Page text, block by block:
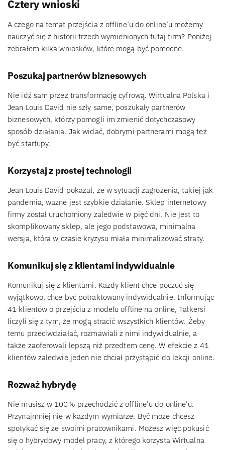
Cztery wnioski
A czego na temat przejścia z offline’u do online’u możemy
nauczyć się z historii trzech wymienionych tutaj firm? Poniżej
zebrałem kilka wniosków, które mogą być pomocne.
Poszukaj partnerów biznesowych
Nie idź sam przez transformację cyfrową. Wirtualna Polska i
Jean Louis David nie szły same, poszukały partnerów
biznesowych, którzy pomogli im zmienić dotychczasowy
sposób działania. Jak widać, dobrymi partnerami mogą też
być startupy.
Korzystaj z prostej technologii
Jean Louis David pokazał, że w sytuacji zagrożenia, takiej jak
pandemia, ważne jest szybkie działanie. Sklep internetowy
firmy został uruchomiony zaledwie w pięć dni. Nie jest to
skomplikowany sklep, ale jego podstawowa, minimalna
wersja, która w czasie kryzysu miała minimalizować straty.
Komunikuj się z klientami indywidualnie
Komunikuj się z klientami. Każdy klient chce poczuć się
wyjątkowo, chce być potraktowany indywidualnie. Informując
41 klientów o przejściu z modelu offline na online, Talkersi
liczyli się z tym, że mogą stracić wszystkich klientów. Żeby
temu przeciwdziałać, rozmawiali z nimi indywidualnie, a
także zaoferowali lepszą niż przedtem cenę. W efekcie z 41
klientów zaledwie jeden nie chciał przystąpić do lekcji online.
Rozważ hybrydę
Nie musisz w 100% przechodzić z offline’u do online’u.
Przynajmniej nie w każdym wymiarze. Być może chcesz
spotykać się ze swoimi pracownikami. Możesz więc pokusić
się o hybrydowy model pracy, z którego korzysta Wirtualna